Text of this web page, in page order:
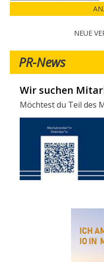
NEUE
PR-News
Wir suchen
Möchtest du Teil des